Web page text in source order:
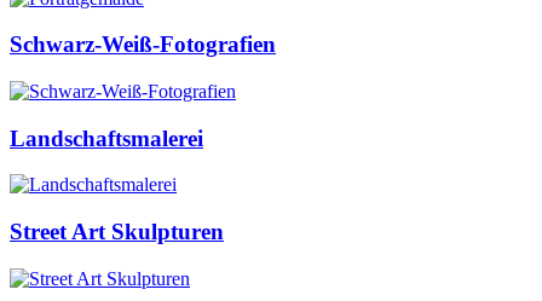
Schwarz-Weiß-Fotografien
Landschaftsmalerei
Street Art Skulpturen